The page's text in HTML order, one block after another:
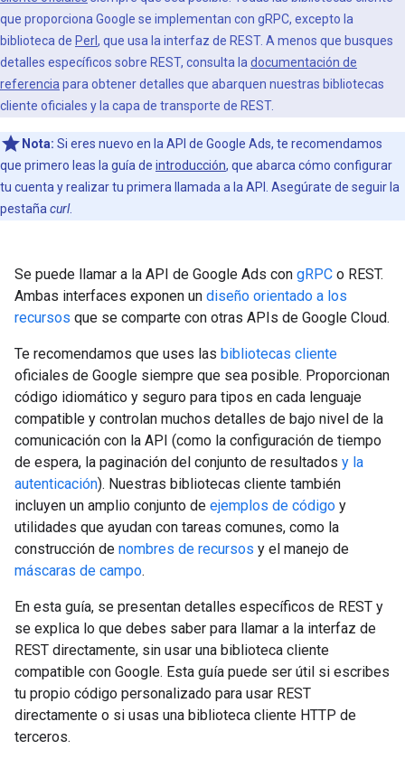
que proporciona Google se implementan con gRPC, excepto la
biblioteca de Perl, que usa la interfaz de REST. A menos que busques
detalles específicos sobre REST, consulta la documentación de
referencia para obtener detalles que abarquen nuestras bibliotecas
cliente oficiales y la capa de transporte de REST.
Nota: Si eres nuevo en la API de Google Ads, te recomendamos
que primero leas la guía de introducción, que abarca cómo configurar
tu cuenta y realizar tu primera llamada a la API. Asegúrate de seguir la
pestaña curl.
Se puede llamar a la API de Google Ads con gRPC o REST.
Ambas interfaces exponen un diseño orientado a los
recursos que se comparte con otras APIs de Google Cloud.
Te recomendamos que uses las bibliotecas cliente
oficiales de Google siempre que sea posible. Proporcionan
código idiomático y seguro para tipos en cada lenguaje
compatible y controlan muchos detalles de bajo nivel de la
comunicación con la API (como la configuración de tiempo
de espera, la paginación del conjunto de resultados y la
autenticación). Nuestras bibliotecas cliente también
incluyen un amplio conjunto de ejemplos de código y
utilidades que ayudan con tareas comunes, como la
construcción de nombres de recursos y el manejo de
máscaras de campo.
En esta guía, se presentan detalles específicos de REST y
se explica lo que debes saber para llamar a la interfaz de
REST directamente, sin usar una biblioteca cliente
compatible con Google. Esta guía puede ser útil si escribes
tu propio código personalizado para usar REST
directamente o si usas una biblioteca cliente HTTP de
terceros.